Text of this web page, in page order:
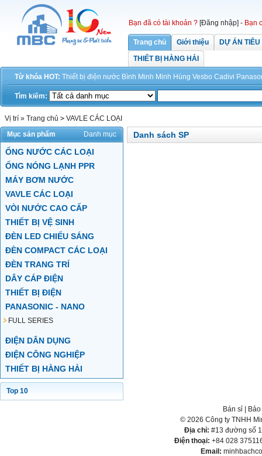
Bạn đã có tài khoản ? [Đăng nhập] - Bạn
Trang chủ Giới thiệu
DỰ ÁN
THIẾT BỊ HÀNG HẢI
Từ khóa HOT: Thiết bị điện nước Bình Minh Minh Hùng Vesbo Cadivi
Tìm kiếm:
Vị trí » Trang chủ > VAVLE CÁC LOẠI
Mục sản phẩm
Danh mục
ỐNG NƯỚC CÁC LOẠI
ỐNG NÓNG LẠNH PPR
MÁY BƠM NƯỚC
VAVLE CÁC LOẠI
VÒI NƯỚC CAO CẤP
THIẾT BỊ VỆ SINH
ĐÈN LED CHIẾU SÁNG
ĐÈN COMPACT CÁC LOẠI
ĐÈN TRANG TRÍ
DÂY CÁP ĐIỆN
THIẾT BỊ ĐIỆN
PANASONIC - NANO
FULL SERIES
ĐIỆN DÂN DỤNG
ĐIỆN CÔNG NGHIỆP
THIẾT BỊ HÀNG HẢI
Top 10
Danh sách SP
Bán sỉ
© 2026 Công ty TNHH
Địa chỉ: #13 đường số
Điện thoại: +84 028
Email: